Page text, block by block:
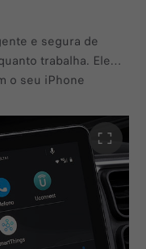
e segura de
trabalha. Ele
o seu iPhone
fazer
e ouvir música,
manter-se
inclui o controlo por
para as suas
funciona com
ou ecrã